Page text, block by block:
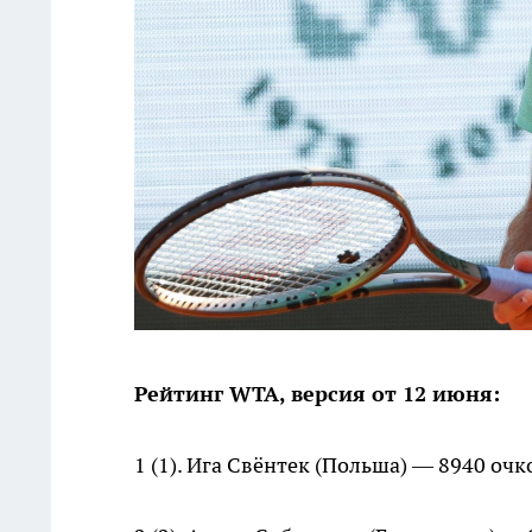
Рейтинг WTA, версия от 12 июня:
1 (1). Ига Свёнтек (Польша) — 8940